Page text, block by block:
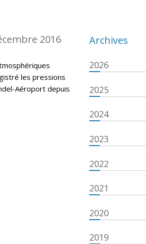
2016
les pressions
Aéroport depuis
Archives
2026
2025
2024
2023
2022
2021
2020
2019